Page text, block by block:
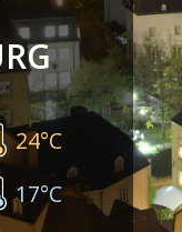
24°C
17°C